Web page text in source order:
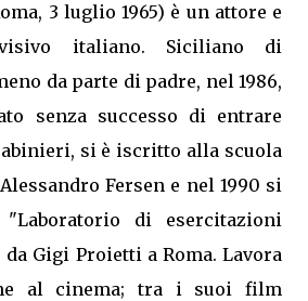
3 luglio 1965) è un attore e
italiano. Siciliano di
da parte di padre, nel 1986,
senza successo di entrare
si è iscritto alla scuola
Fersen e nel 1990 si
di esercitazioni
Gigi Proietti a Roma. Lavora
al cinema; tra i suoi film